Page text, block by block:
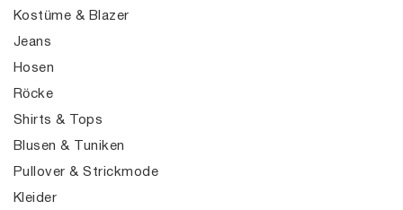
Kostüme & Blazer
Jeans
Hosen
Röcke
Shirts & Tops
Blusen & Tuniken
Pullover & Strickmode
Kleider